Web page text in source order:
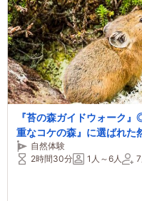
『苔の森ガイドウォーク
重なコケの森』に選ばれた
案内します。カップル、フ
です
自然体験
2時間30分
1人～6人